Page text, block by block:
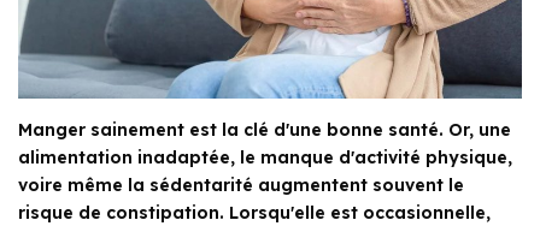
Manger sainement est la clé d'une bonne santé. Or, une
alimentation inadaptée, le manque d'activité physique,
voire même la sédentarité augmentent souvent le
risque de constipation. Lorsqu'elle est occasionnelle,